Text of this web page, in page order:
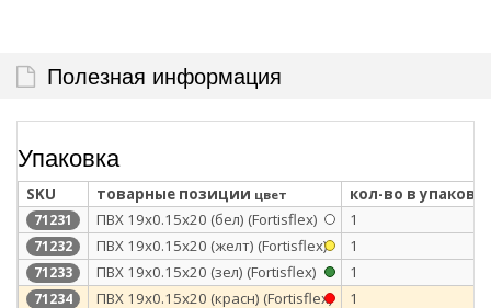
Полезная информация
Упаковка
SKU товарные позиции цвет кол-во в
71231 ПВХ 19х0.15х20 (бел) (Fortisflex) 1
71232 ПВХ 19х0.15х20 (желт) (Fortisflex) 1
71233 ПВХ 19х0.15х20 (зел) (Fortisflex) 1
71234 ПВХ 19х0.15х20 (красн) (Fortisflex) 1